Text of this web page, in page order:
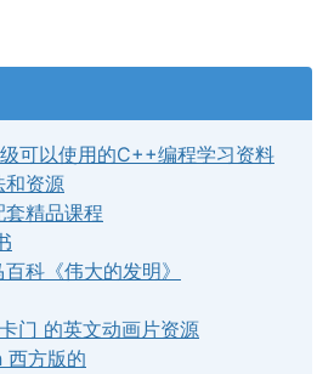
可以使用的C++编程学习资料
和资源
精品课程
科《伟大的发明》
门 的英文动画片资源
西方版的